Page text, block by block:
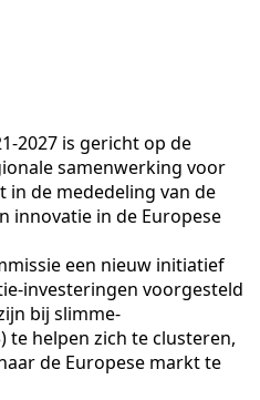
2027 is gericht op de
samenwerking voor
in de mededeling van de
innovatie in de Europese
een nieuw initiatief
investeringen voorgesteld
bij slimme-
te helpen zich te clusteren,
de Europese markt te